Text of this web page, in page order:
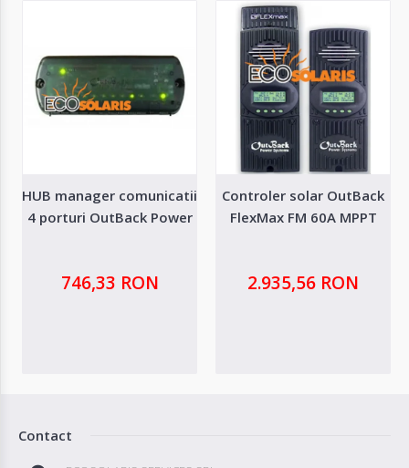
HUB manager comunicatii
4 porturi OutBack Power
746,33 RON
Controler solar OutBack
FlexMax FM 60A MPPT
2.935,56 RON
Contact